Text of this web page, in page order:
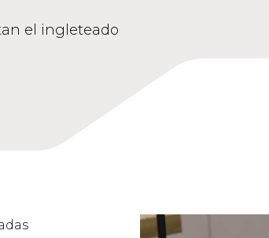
el ingleteado